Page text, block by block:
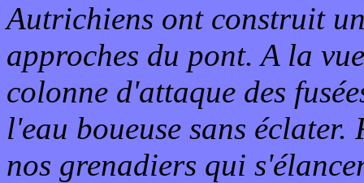
Autrichiens ont construit
approches du pont. A la
colonne d'attaque des
l'eau boueuse sans
nos grenadiers qui